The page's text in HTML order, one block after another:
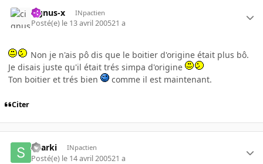
cignus-x INpactien
Posté(e) le 13 avril 200521 a
Non je n'ais pô dis que le boitier d'origine était plus bô.
Je disais juste qu'il était trés simpa d'origine
Ton boitier et trés bien
comme il est maintenant.
Citer
Sharki INpactien
Posté(e) le 14 avril 200521 a